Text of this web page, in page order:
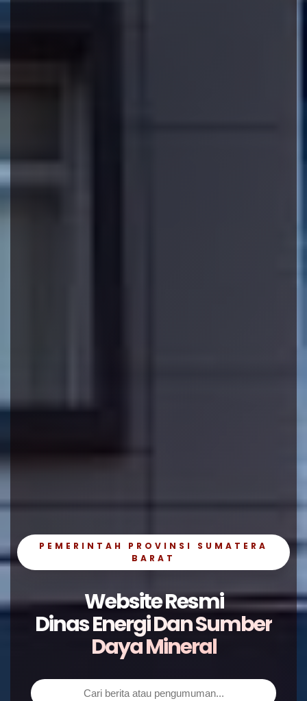
PEMERINTAH PROVINSI SUMATERA
BARAT
Website Resmi
Dinas Energi Dan Sumber
Daya Mineral